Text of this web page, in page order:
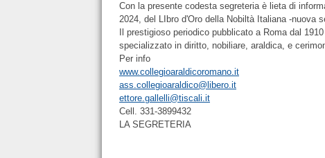
Con la presente codesta segreteria è lieta di
2024, del LIbro d'Oro della Nobiltà Italiana -nuova
Il prestigioso periodico pubblicato a Roma dal
specializzato in diritto, nobiliare, araldica, e
Per info
www.collegioaraldicoromano.it
ass.collegioaraldico@libero.it
ettore.gallelli@tiscali.it
Cell. 331-3899432
LA SEGRETERIA